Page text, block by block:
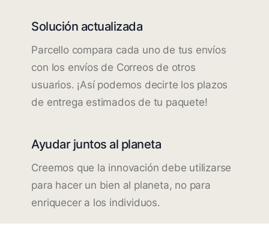
Solución actualizada
Parcello compara cada uno de tus envíos
con los envíos de Correos de otros
usuarios. ¡Así podemos decirte los plazos
de entrega estimados de tu paquete!
Ayudar juntos al planeta
Creemos que la innovación debe utilizarse
para hacer un bien al planeta, no para
enriquecer a los individuos.